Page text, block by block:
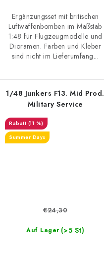
Ergänzungsset mit britischen
Luftwaffenbomben im Maßstab
1:48 für Flugzeugmodelle und
Dioramen. Farben und Kleber
sind nicht im Lieferumfang...
1/48 Junkers F13. Mid Prod.
Military Service
(11 %)
Summer Days
Auf Lager (>5 St)
€24,30